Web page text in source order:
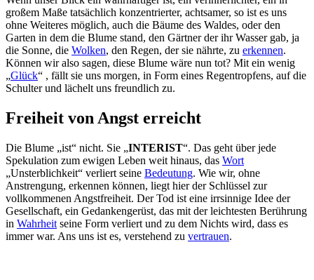
großem Maße tatsächlich konzentrierter, achtsamer, so ist es uns
ohne Weiteres möglich, auch die Bäume des Waldes, oder den
Garten in dem die Blume stand, den Gärtner der ihr Wasser gab, ja
die Sonne, die Wolken, den Regen, der sie nährte, zu erkennen.
Können wir also sagen, diese Blume wäre nun tot? Mit ein wenig
„Glück“ , fällt sie uns morgen, in Form eines Regentropfens, auf die
Schulter und lächelt uns freundlich zu.
Freiheit von Angst erreicht
Die Blume „ist“ nicht. Sie „INTERIST“. Das geht über jede
Spekulation zum ewigen Leben weit hinaus, das Wort
„Unsterblichkeit“ verliert seine Bedeutung. Wie wir, ohne
Anstrengung, erkennen können, liegt hier der Schlüssel zur
vollkommenen Angstfreiheit. Der Tod ist eine irrsinnige Idee der
Gesellschaft, ein Gedankengerüst, das mit der leichtesten Berührung
in Wahrheit seine Form verliert und zu dem Nichts wird, dass es
immer war. Ans uns ist es, verstehend zu vertrauen.